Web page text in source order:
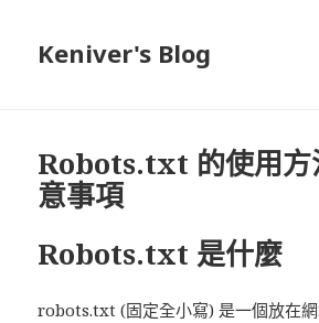
Keniver's Blog
Robots.txt 的使用方
意事項
Robots.txt 是什麼
robots.txt (固定全小寫) 是一個放在